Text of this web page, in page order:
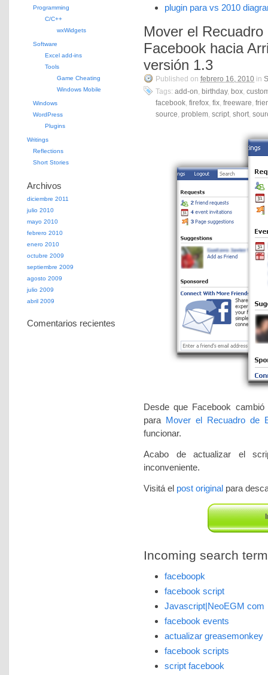
plugin para vs 2010
Mover el
Facebook hacia
versión 1.3
Published on febrero 16, 2010 in
Tags: add-on, birthday, box,
facebook, firefox, fix, freeware,
source, problem, script, short,
Desde que Facebook
para Mover el Recuadro de
funcionar.
Acabo de actualizar el
inconveniente.
Visitá el post original para
Incoming search
faceboopk
facebook script
Javascript|NeoEGM com
facebook events
actualizar greasemonkey
facebook scripts
script facebook
Programming
C/C++
wxWidgets
Software
Excel add-ins
Tools
Game Cheating
Windows Mobile
Windows
WordPress
Plugins
Writings
Reflections
Short Stories
Archivos
diciembre 2011
julio 2010
mayo 2010
febrero 2010
enero 2010
octubre 2009
septiembre 2009
agosto 2009
julio 2009
abril 2009
Comentarios recientes